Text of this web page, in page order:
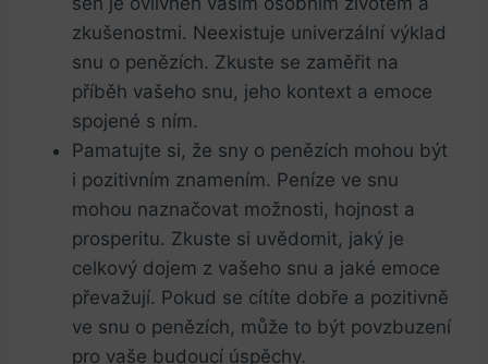
zkušenostmi. Neexistuje univerzální výklad
snu o penězích. Zkuste se zaměřit na
příběh vašeho snu, jeho kontext a emoce
⁤spojené s ním.
Pamatujte si, že‌ sny o penězích mohou⁢ být
i pozitivním znamením. Peníze ve snu
mohou naznačovat možnosti, ​hojnost a
prosperitu. Zkuste si uvědomit, jaký je
celkový dojem z vašeho​ snu a jaké​ emoce
převažují. Pokud se cítíte dobře a pozitivně
ve snu o penězích, může to být povzbuzení⁣
pro vaše budoucí ​úspěchy.